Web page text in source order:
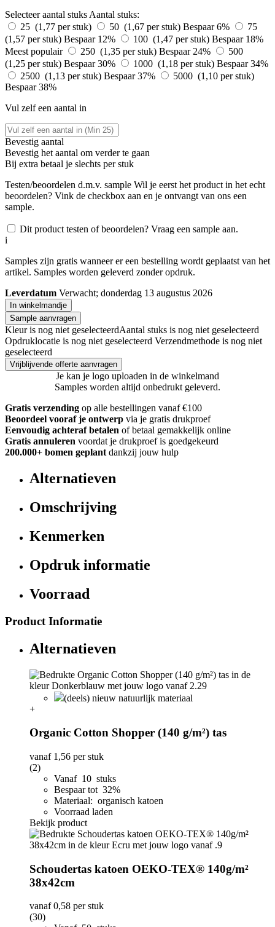
Selecteer aantal stuks Aantal stuks:
25 (1,77 per stuk)
50 (1,67 per stuk) Bespaar 6%
75
(1,57 per stuk) Bespaar 12% 100 (1,47 per stuk) Bespaar 18%
Meest populair
250 (1,35 per stuk) Bespaar 24%
500
(1,25 per stuk) Bespaar 30% 1000 (1,18 per stuk) Bespaar 34%
2500 (1,13 per stuk) Bespaar 37%
5000 (1,10 per stuk)
Bespaar 38%
Vul zelf een aantal in
Bevestig aantal
Bevestig het aantal om verder te gaan
Bij extra betaal je slechts per stuk
Testen/beoordelen d.m.v. sample Wil je eerst het product in het echt
beoordelen? Vink de checkbox aan en je ontvangt van ons een
sample.
Dit product testen of beoordelen? Vraag een sample aan.
i
Samples zijn gratis wanneer er een bestelling wordt geplaatst van het
artikel. Samples worden geleverd zonder opdruk.
Leverdatum Verwacht; donderdag 13 augustus 2026
In winkelmandje
Sample aanvragen
Kleur is nog niet geselecteerdAantal stuks is nog niet geselecteerd
Opdruklocatie is nog niet geselecteerd Verzendmethode is nog niet
geselecteerd
Vrijblijvende offerte aanvragen
Je kan je logo uploaden in de winkelmand
Samples worden altijd onbedrukt geleverd.
Gratis verzending op alle bestellingen vanaf €100
Beoordeel vooraf je ontwerp via je gratis drukproef
Eenvoudig achteraf betalen of betaal gemakkelijk online
Gratis annuleren voordat je drukproef is goedgekeurd
200.000+ bomen geplant dankzij jouw hulp
Alternatieven
Omschrijving
Kenmerken
Opdruk informatie
Voorraad
Product Informatie
Alternatieven
(deels) nieuw natuurlijk materiaal
+
Organic Cotton Shopper (140 g/m²) tas
vanaf 1,56 per stuk
(2)
Vanaf 10 stuks
Bespaar tot 32%
Materiaal: organisch katoen
Voorraad laden
Bekijk product
Schoudertas katoen OEKO-TEX® 140g/m²
38x42cm
vanaf0,58 per stuk
(30)